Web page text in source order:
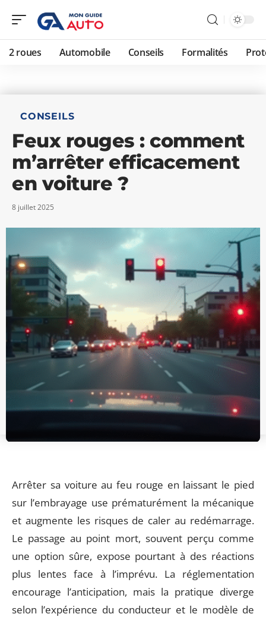
2 roues Automobile Conseils Formalités
CONSEILS
Feux rouges : comment
m’arrêter efficacement
en voiture ?
8 juillet 2025
Arrêter sa voiture au feu rouge en laissant le pied
sur l’embrayage use prématurément la mécanique
et augmente les risques de caler au redémarrage.
Le passage au point mort, souvent perçu comme
une option sûre, expose pourtant à des réactions
plus lentes face à l’imprévu. La réglementation
encourage l’anticipation, mais la pratique diverge
selon l’expérience du conducteur et le modèle de